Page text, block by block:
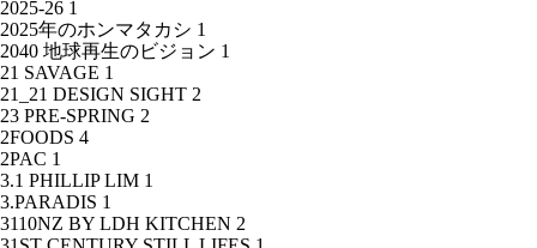
2025-26 1
2025年のホンマタカシ 1
2040 地球再生のビジョン 1
21 SAVAGE 1
21_21 DESIGN SIGHT 2
23 PRE-SPRING 2
2FOODS 4
2PAC 1
3.1 PHILLIP LIM 1
3.PARADIS 1
3110NZ BY LDH KITCHEN 2